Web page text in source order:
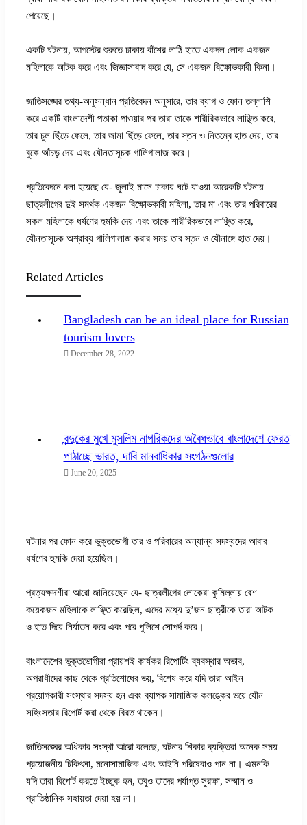
পেয়েছে।
একটি ঘটনায়, আগস্টের শুরুতে ঢাকায় বাঁশের লাঠি হাতে একদল লোক একজন
মহিলাকে আটক করে এবং জিজ্ঞাসাবাদ করে যে, সে একজন বিক্ষোভকারী কিনা।
জাতিসঙ্ঘের তথ্য-অনুসন্ধান প্রতিবেদন অনুসারে, তার ব্যাগ ও ফোন তল্লাশি
করে একটি বাংলাদেশী পতাকা পাওয়ার পর তারা তাকে শারীরিকভাবে লাঞ্ছিত করে,
তার চুল ছিঁড়ে ফেলে, তার জামা ছিঁড়ে ফেলে, তার স্তন ও নিতম্বে হাত দেয়, তার
বুকে আঁচড় দেয় এবং যৌনতাসূচক গালিগালাজ করে।
প্রতিবেদনে বলা হয়েছে যে- জুলাই মাসে ঢাকায় ঘটে যাওয়া আরেকটি ঘটনায়
ছাত্রলীগের দুই সমর্থক একজন বিক্ষোভকারী মহিলা, তার মা এবং তার পরিবারের
সকল মহিলাকে ধর্ষণের হুমকি দেয় এবং তাকে শারীরিকভাবে লাঞ্ছিত করে,
যৌনতাসূচক অশ্রাব্য গালিগালাজ করার সময় তার স্তন ও যৌনাঙ্গে হাত দেয়।
Related Articles
Bangladesh can be an ideal place for Russian
tourism lovers
December 28, 2022
বন্দুকের মুখে মুসলিম নাগরিকদের অবৈধভাবে বাংলাদেশে ফেরত
পাঠাচ্ছে ভারত, দাবি মানবাধিকার সংগঠনগুলোর
June 20, 2025
ঘটনার পর ফোন করে ভুক্তভোগী তার ও পরিবারের অন্যান্য সদস্যদের আবার
ধর্ষণের হুমকি দেয়া হয়েছিল।
প্রত্যক্ষদর্শীরা আরো জানিয়েছেন যে- ছাত্রলীগের লোকেরা কুমিল্লায় বেশ
কয়েকজন মহিলাকে লাঞ্ছিত করেছিল, এদের মধ্যে দু’জন ছাত্রীকে তারা আটক
ও হাত দিয়ে নির্যাতন করে এবং পরে পুলিশে সোপর্দ করে।
বাংলাদেশের ভুক্তভোগীরা প্রায়শই কার্যকর রিপোর্টিং ব্যবস্থার অভাব,
অপরাধীদের কাছ থেকে প্রতিশোধের ভয়, বিশেষ করে যদি তারা আইন
প্রয়োগকারী সংস্থার সদস্য হন এবং ব্যাপক সামাজিক কলঙ্কের ভয়ে যৌন
সহিংসতার রিপোর্ট করা থেকে বিরত থাকেন।
জাতিসঙ্ঘের অধিকার সংস্থা আরো বলেছে, ঘটনার শিকার ব্যক্তিরা অনেক সময়
প্রয়োজনীয় চিকিৎসা, মনোসামাজিক এবং আইনি পরিষেবাও পান না। এমনকি
যদি তারা রিপোর্ট করতে ইচ্ছুক হন, তবুও তাদের পর্যাপ্ত সুরক্ষা, সম্মান ও
প্রাতিষ্ঠানিক সহায়তা দেয়া হয় না।